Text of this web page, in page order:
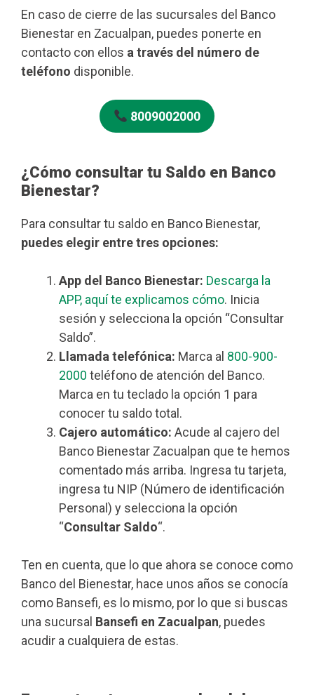
En caso de cierre de las sucursales del Banco
Bienestar en Zacualpan, puedes ponerte en
contacto con ellos a través del número de
teléfono disponible.
8009002000
¿Cómo consultar tu Saldo en Banco
Bienestar?
Para consultar tu saldo en Banco Bienestar,
puedes elegir entre tres opciones:
App del Banco Bienestar: Descarga la
APP, aquí te explicamos cómo. Inicia
sesión y selecciona la opción “Consultar
Saldo”.
Llamada telefónica: Marca al 800-900-
2000 teléfono de atención del Banco.
Marca en tu teclado la opción 1 para
conocer tu saldo total.
Cajero automático: Acude al cajero del
Banco Bienestar Zacualpan que te hemos
comentado más arriba. Ingresa tu tarjeta,
ingresa tu NIP (Número de identificación
Personal) y selecciona la opción
“Consultar Saldo“.
Ten en cuenta, que lo que ahora se conoce como
Banco del Bienestar, hace unos años se conocía
como Bansefi, es lo mismo, por lo que si buscas
una sucursal Bansefi en Zacualpan, puedes
acudir a cualquiera de estas.